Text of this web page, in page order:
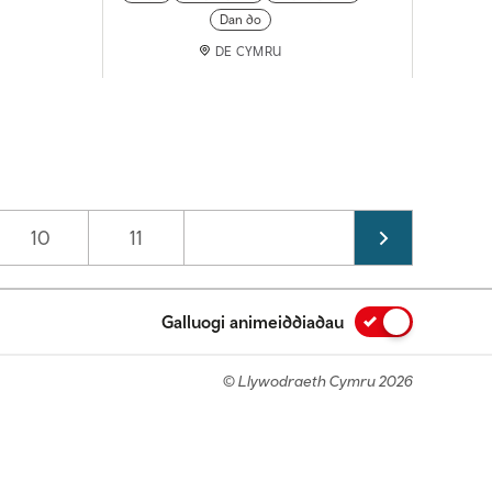
Dan do
DE CYMRU
Page
10 Page
11
Galluogi animeiddiadau
© Llywodraeth Cymru 2026